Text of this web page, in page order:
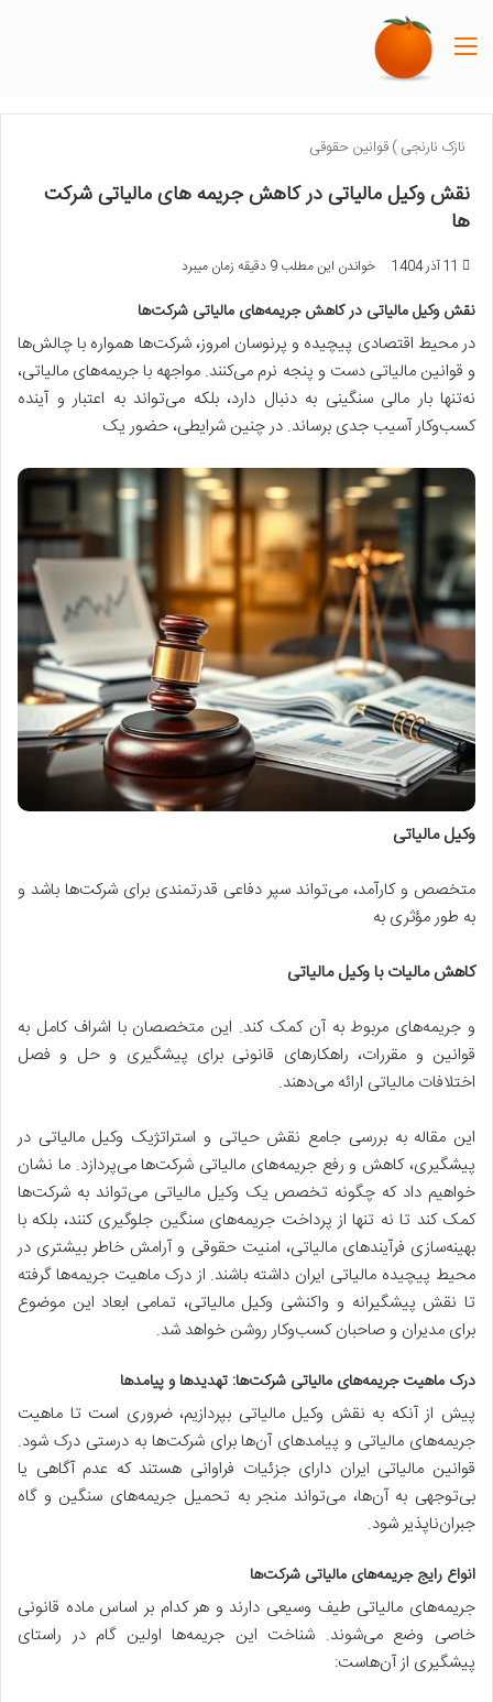
نازک نارنجی)قوانین حقوقی
نقش وکیل مالیاتی در کاهش جریمه های مالیاتی شرکت
ها
11 آذر 1404 خواندن این مطلب 9 دقیقه زمان میبرد
نقش وکیل مالیاتی در کاهش جریمه‌های مالیاتی شرکت‌ها
در محیط اقتصادی پیچیده و پرنوسان امروز، شرکت‌ها همواره با چالش‌ها
و قوانین مالیاتی دست و پنجه نرم می‌کنند. مواجهه با جریمه‌های مالیاتی،
نه‌تنها بار مالی سنگینی به دنبال دارد، بلکه می‌تواند به اعتبار و آینده
کسب‌وکار آسیب جدی برساند. در چنین شرایطی، حضور یک
وکیل مالیاتی
متخصص و کارآمد، می‌تواند سپر دفاعی قدرتمندی برای شرکت‌ها باشد و
به طور مؤثری به
کاهش مالیات با وکیل مالیاتی
و جریمه‌های مربوط به آن کمک کند. این متخصصان با اشراف کامل به
قوانین و مقررات، راهکارهای قانونی برای پیشگیری و حل و فصل
اختلافات مالیاتی ارائه می‌دهند.
این مقاله به بررسی جامع نقش حیاتی و استراتژیک وکیل مالیاتی در
پیشگیری، کاهش و رفع جریمه‌های مالیاتی شرکت‌ها می‌پردازد. ما نشان
خواهیم داد که چگونه تخصص یک وکیل مالیاتی می‌تواند به شرکت‌ها
کمک کند تا نه تنها از پرداخت جریمه‌های سنگین جلوگیری کنند، بلکه با
بهینه‌سازی فرآیندهای مالیاتی، امنیت حقوقی و آرامش خاطر بیشتری در
محیط پیچیده مالیاتی ایران داشته باشند. از درک ماهیت جریمه‌ها گرفته
تا نقش پیشگیرانه و واکنشی وکیل مالیاتی، تمامی ابعاد این موضوع
برای مدیران و صاحبان کسب‌وکار روشن خواهد شد.
درک ماهیت جریمه‌های مالیاتی شرکت‌ها: تهدیدها و پیامدها
پیش از آنکه به نقش وکیل مالیاتی بپردازیم، ضروری است تا ماهیت
جریمه‌های مالیاتی و پیامدهای آن‌ها برای شرکت‌ها به درستی درک شود.
قوانین مالیاتی ایران دارای جزئیات فراوانی هستند که عدم آگاهی یا
بی‌توجهی به آن‌ها، می‌تواند منجر به تحمیل جریمه‌های سنگین و گاه
جبران‌ناپذیر شود.
انواع رایج جریمه‌های مالیاتی شرکت‌ها
جریمه‌های مالیاتی طیف وسیعی دارند و هر کدام بر اساس ماده قانونی
خاصی وضع می‌شوند. شناخت این جریمه‌ها اولین گام در راستای
پیشگیری از آن‌هاست: